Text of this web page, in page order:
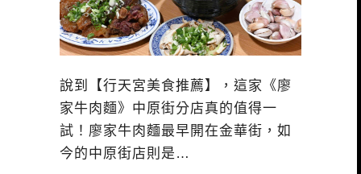
說到【行天宮美食推薦】，這家《廖
家牛肉麵》中原街分店真的值得一
試！廖家牛肉麵最早開在金華街，如
今的中原街店則是…